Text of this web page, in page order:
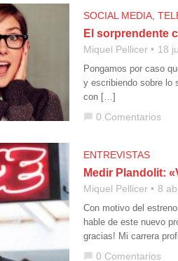
SOCIAL MEDIA
El sorprendente
Miquel Pellicer 18
Pongamos por caso
y escribiendo sobre lo
con […]
chat_bubble 0 Comentarios
ENTREVISTAS
Medir Plandolit:
Miquel Pellicer 8
Con motivo del
hable de este nuevo
gracias! Mi carrera
chat_bubble 0 Comentarios